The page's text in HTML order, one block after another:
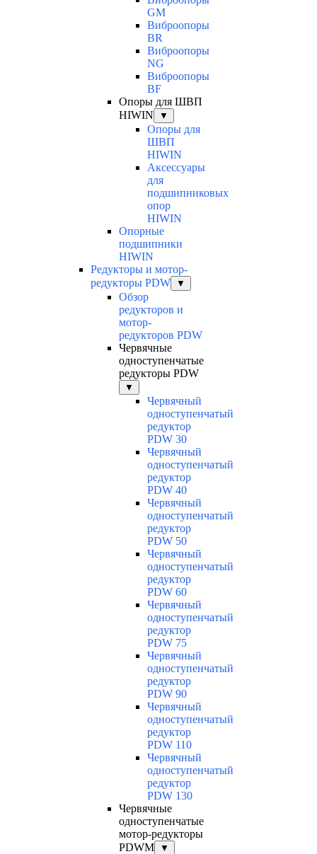
GM
Виброопоры
BR
Виброопоры
NG
Виброопоры
BF
Опоры для ШВП
HIWIN
▼
Опоры для
ШВП
HIWIN
Аксессуары
для
подшипниковых
опор
HIWIN
Опорные
подшипники
HIWIN
Редукторы и мотор-
редукторы PDW
▼
Обзор
редукторов и
мотор-
редукторов PDW
Червячные
одноступенчатые
редукторы PDW
▼
Червячный
одноступенчатый
редуктор
PDW 30
Червячный
одноступенчатый
редуктор
PDW 40
Червячный
одноступенчатый
редуктор
PDW 50
Червячный
одноступенчатый
редуктор
PDW 60
Червячный
одноступенчатый
редуктор
PDW 75
Червячный
одноступенчатый
редуктор
PDW 90
Червячный
одноступенчатый
редуктор
PDW 110
Червячный
одноступенчатый
редуктор
PDW 130
Червячные
одноступенчатые
мотор-редукторы
PDWM
▼